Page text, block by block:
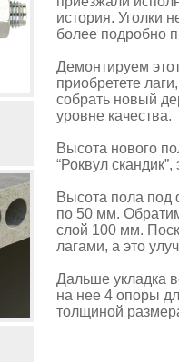
история. Уголки
более подробно
Демонтируем
приобретете
собрать новый
уровне качества.
Высота нового
“Роквул
Высота пола под
по 50 мм.
слой 100 мм.
лагами, а это
Дальше укладка
на нее 4 опоры
толщиной